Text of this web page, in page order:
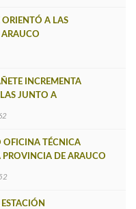
ORIENTÓ A LAS
ARAUCO
INCREMENTA
JUNTO A
OFICINA TÉCNICA
PROVINCIA DE ARAUCO